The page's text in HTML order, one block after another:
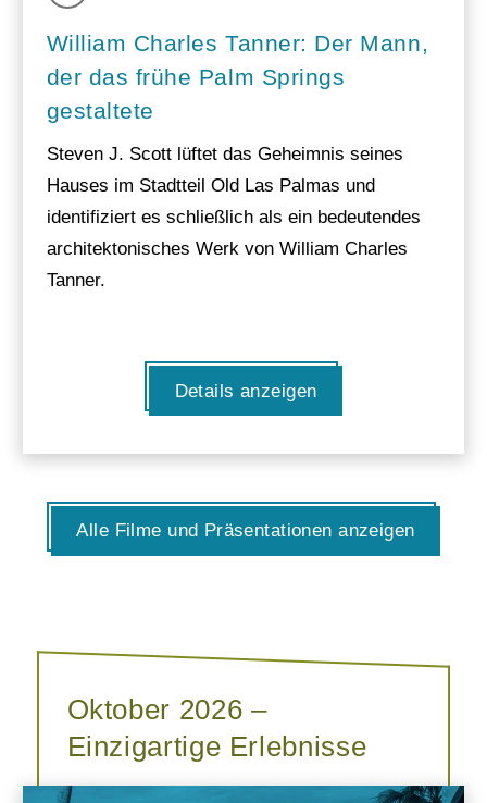
William Charles Tanner: Der Mann,
der das frühe Palm Springs
gestaltete
Steven J. Scott lüftet das Geheimnis seines
Hauses im Stadtteil Old Las Palmas und
identifiziert es schließlich als ein bedeutendes
architektonisches Werk von William Charles
Tanner.
Details anzeigen
Alle Filme und Präsentationen anzeigen
Oktober 2026 –
Einzigartige Erlebnisse